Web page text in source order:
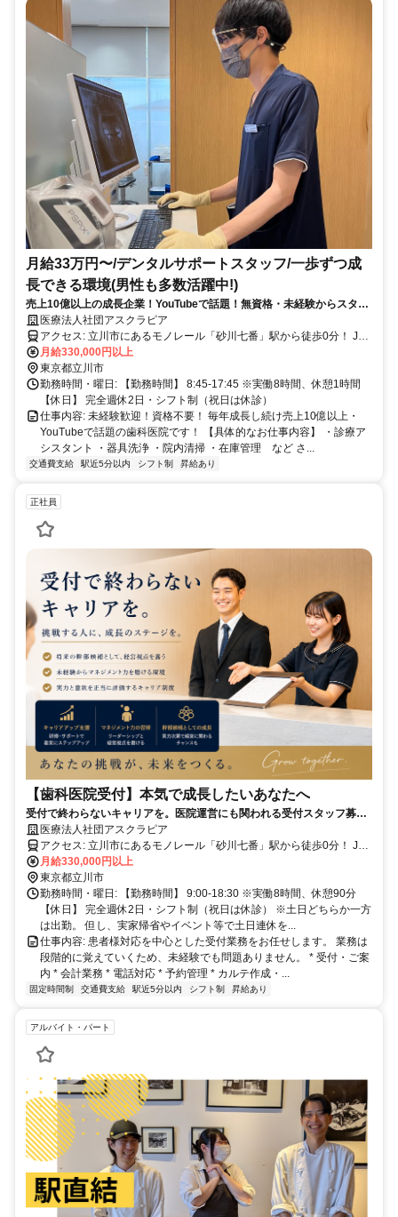
月給33万円〜/デンタルサポートスタッフ/一歩ずつ成
長できる環境(男性も多数活躍中!)
売上10億以上の成長企業！YouTubeで話題！無資格・未経験からスター
ト出来る仕事！zoomでの面接も対応可能！
医療法人社団アスクラピア
アクセス: 立川市にあるモノレール「砂川七番」駅から徒歩0分！ JR
中央線「立川駅」からモノレールで7分！
月給330,000円以上
東京都立川市
勤務時間・曜日: 【勤務時間】 8:45-17:45 ※実働8時間、休憩1時間
【休日】 完全週休2日・シフト制（祝日は休診）
仕事内容: 未経験歓迎！資格不要！ 毎年成長し続け売上10億以上・
YouTubeで話題の歯科医院です！ 【具体的なお仕事内容】 ・診療ア
シスタント ・器具洗浄 ・院内清掃 ・在庫管理 など さ...
交通費支給 駅近5分以内 シフト制 昇給あり
正社員
【歯科医院受付】本気で成長したいあなたへ
受付で終わらないキャリアを。医院運営にも関われる受付スタッフ募
集 （男女歓迎・男性スタッフ活躍中）
医療法人社団アスクラピア
アクセス: 立川市にあるモノレール「砂川七番」駅から徒歩0分！ JR
中央線「立川駅」からモノレールで7分！
月給330,000円以上
東京都立川市
勤務時間・曜日: 【勤務時間】 9:00-18:30 ※実働8時間、休憩90分
【休日】 完全週休2日・シフト制（祝日は休診） ※土日どちらか一方
は出勤。 但し、実家帰省やイベント等で土日連休を...
仕事内容: 患者様対応を中心とした受付業務をお任せします。 業務は
段階的に覚えていくため、未経験でも問題ありません。 * 受付・ご案
内 * 会計業務 * 電話対応 * 予約管理 * カルテ作成・...
固定時間制 交通費支給 駅近5分以内 シフト制 昇給あり
アルバイト・パート